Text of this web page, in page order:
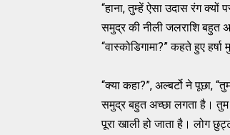
“हाना, तुम्हें ऐसा उदास रंग
समुद्र की नीली जलराशि बहुत
“वास्कोडिगामा?” कहते हुए हर्षा
“क्या कहा?”, अल्बर्टो ने पूछा,
समुद्र बहुत अच्छा लगता है। तुम
पूरा खाली हो जाता है। लोग